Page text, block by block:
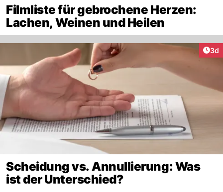
Filmliste für gebrochene Herzen:
Lachen, Weinen und Heilen
3d
Scheidung vs. Annullierung: Was
ist der Unterschied?